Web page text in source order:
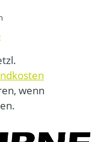
wenn